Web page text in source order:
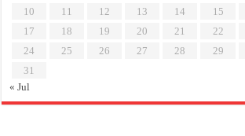
10
11 12 13 14 15
17
18 19 20 21 22
24
25 26 27 28 29
31
« Jul